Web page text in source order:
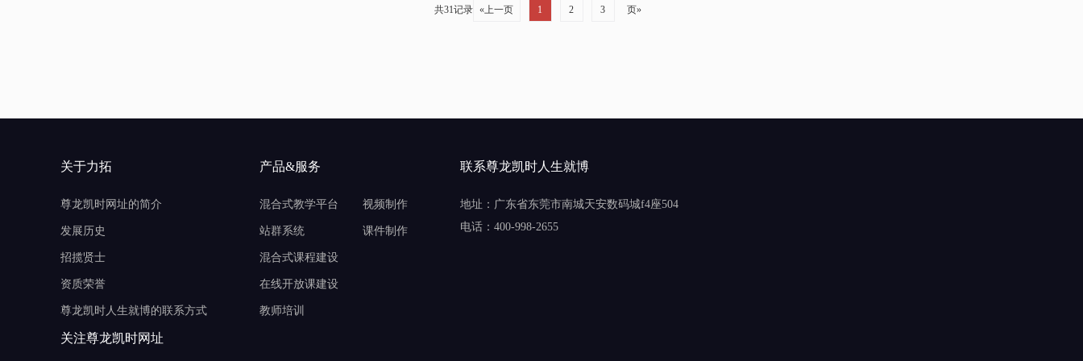
共31记录 «上一页 1 2 3 页»
关于力拓
尊龙凯时网址的简介
发展历史
招揽贤士
资质荣誉
尊龙凯时人生就博的联系方式
产品&服务
混合式教学平台
站群系统
混合式课程建设
在线开放课建设
教师培训
视频制作
课件制作
联系尊龙凯时人生就博
地址：广东省东莞市南城天安数码城f4座504
电话：400-998-2655
关注尊龙凯时网址